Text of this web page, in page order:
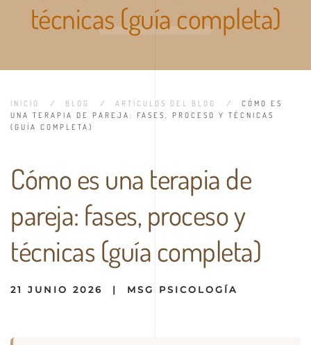
técnicas (guía completa)
INICIO BLOG ARTÍCULOS DEL BLOG
CÓMO ES
UNA TERAPIA DE PAREJA: FASES, PROCESO Y TÉCNICAS
(GUÍA COMPLETA)
Cómo es una terapia de
pareja: fases, proceso y
técnicas (guía completa)
21 JUNIO 2026 | MSG PSICOLOGÍA